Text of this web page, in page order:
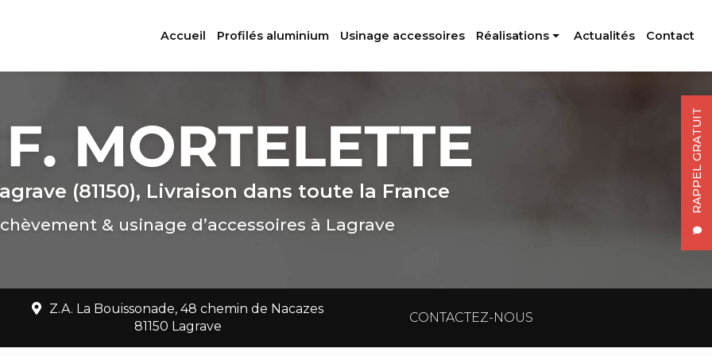
RAPPEL GRATUIT
Accueil Profilés aluminium Usinage accessoires Réalisations Actualités Contact
(81150), Livraison dans toute la France
& usinage d’accessoires à Lagrave
Z.A. La Bouissonade, 48 chemin de Nacazes
81150 Lagrave
CONTACTEZ-NOUS